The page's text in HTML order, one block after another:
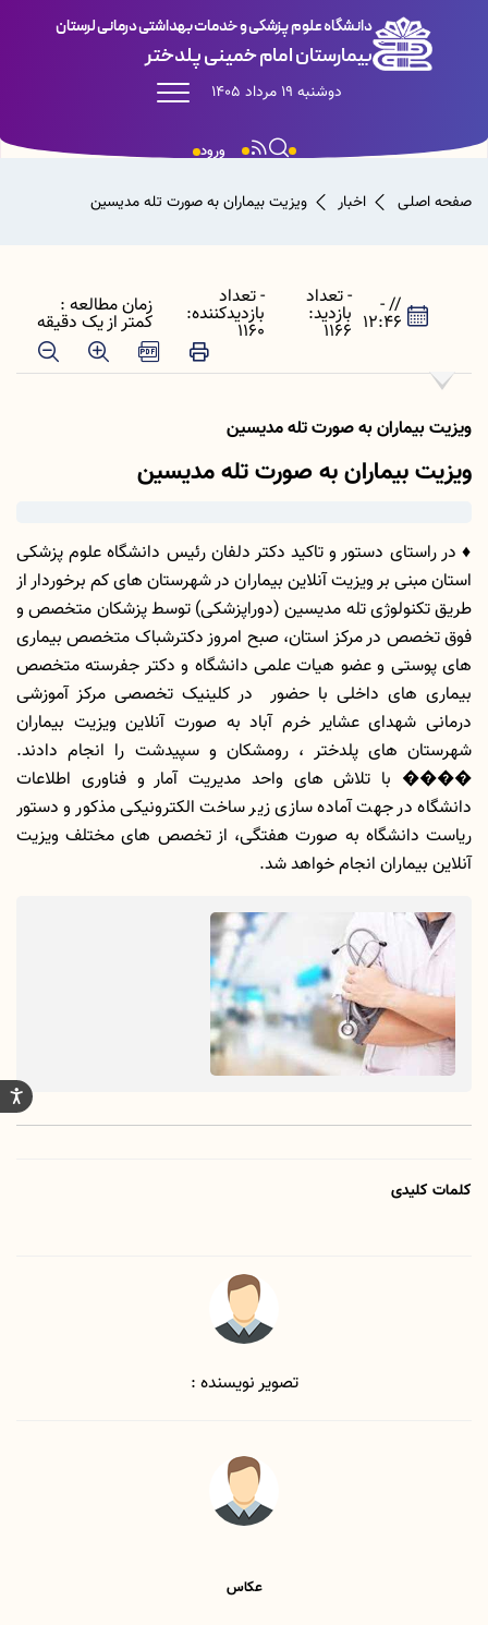
دانشگاه علوم پزشکی و خدمات بهداشتی درمانی لرستان
بیمارستان امام خمینی پلدختر
دوشنبه 19 مرداد 1405
ورود
صفحه اصلی اخبار ویزیت بیماران به صورت تله مدیسین
// -
12:46
- تعداد
بازدید:
1166
- تعداد
بازدیدکننده:
1160
زمان مطالعه :
کمتر از یک دقیقه
ویزیت بیماران به صورت تله مدیسین
ویزیت بیماران به صورت تله مدیسین
♦️ در راستای دستور و تاکید دکتر دلفان رئیس دانشگاه علوم پزشکی
استان مبنی بر ویزیت آنلاین بیماران در شهرستان های کم برخوردار از
طریق تکنولوژی تله مدیسین (دوراپزشکی) توسط پزشکان متخصص و
فوق تخصص در مرکز استان، صبح امروز دکترشباک متخصص بیماری
های پوستی و عضو هیات علمی دانشگاه و دکتر جفرسته متخصص
بیماری های داخلی با حضور در کلینیک تخصصی مرکز آموزشی
درمانی شهدای عشایر خرم آباد به صورت آنلاین ویزیت بیماران
شهرستان های پلدختر ، رومشکان و سپیدشت را انجام دادند.
���� با تلاش های واحد مدیریت آمار و فناوری اطلاعات
دانشگاه در جهت آماده سازی زیر ساخت الکترونیکی مذکور و دستور
ریاست دانشگاه به صورت هفتگی، از تخصص های مختلف ویزیت
آنلاین بیماران انجام خواهد شد.
کلمات کلیدی
تصویر نویسنده :
عکاس